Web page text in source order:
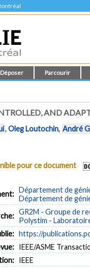
Déposer Parcourir
AND
,Oleg Loutochin, André
pour ce document
Département de
Département de
GR2M - Groupe de
Polystim -
https://
IEEE/ASME
IEEE